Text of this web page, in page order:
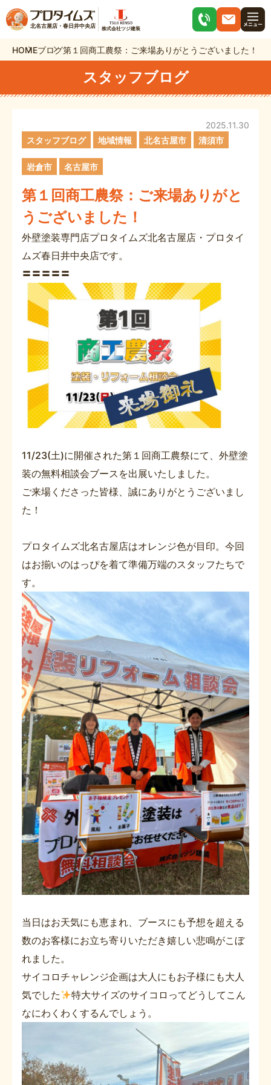
北名古屋店・春日井中央店 株式会社ツジ建装
HOMEブログ第１回商工農祭：ご来場ありがとうございました！
スタッフブログ
第１回商工農祭：ご来場ありがと
うございました！
2025.11.30
スタッフブログ
地域情報 北名古屋市 清須市
岩倉市 名古屋市
外壁塗装専門店プロタイムズ北名古屋店・プロタイ
ムズ春日井中央店です。
〓〓〓〓〓
11/23(土)に開催された第１回商工農祭にて、外壁塗
装の無料相談会ブースを出展いたしました。
ご来場くださった皆様、誠にありがとうございまし
た！
プロタイムズ北名古屋店はオレンジ色が目印。今回
はお揃いのはっぴを着て準備万端のスタッフたちで
す。
当日はお天気にも恵まれ、ブースにも予想を超える
数のお客様にお立ち寄りいただき嬉しい悲鳴がこぼ
れました。
サイコロチャレンジ企画は大人にもお子様にも大人
気でした
特大サイズのサイコロってどうしてこん
なにわくわくするんでしょう。